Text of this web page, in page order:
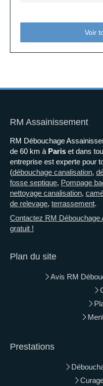
Voir
RM Assainissement
RM Débouchage
de 60 km à Paris et dans
entreprise est experte pour
(débouchage canalisation,
fosse septique, Pompage
nettoyage canalisation,
de relevage, terrassement.
Contactez RM
gratuit !
Plan du site
Avis RM
Prestations